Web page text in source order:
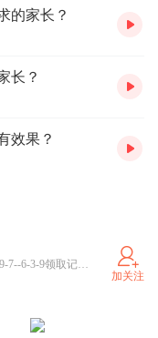
的家长？
长？
效果？
专注提升记忆力威❤ --1--8--6-7-0-9-}-9-7--6-3-9领取记忆力礼包，提升记忆力，帮助解决记忆考试考证知识！！！
加关注